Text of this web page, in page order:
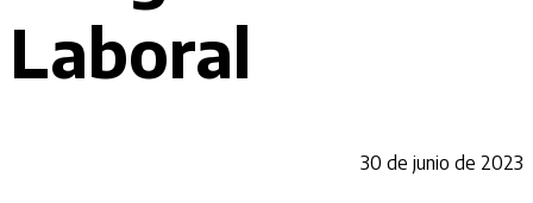
Laboral
30 de junio de 2023